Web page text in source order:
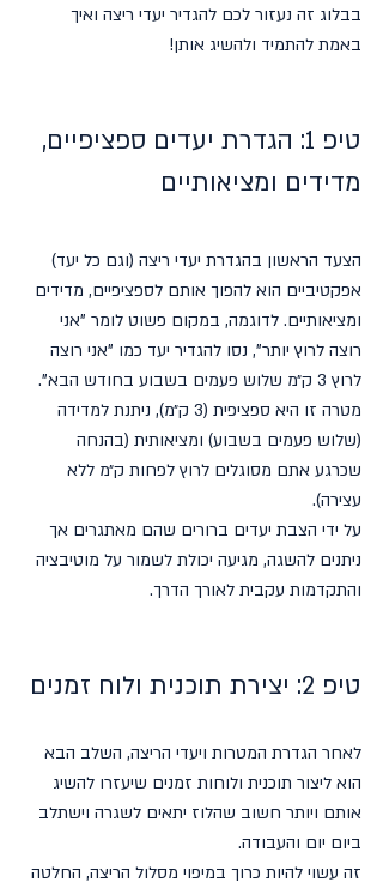
בבלוג זה נעזור לכם להגדיר יעדי ריצה ואיך
באמת להתמיד ולהשיג אותן!
טיפ 1: הגדרת יעדים ספציפיים,
מדידים ומציאותיים
הצעד הראשון בהגדרת יעדי ריצה (וגם כל יעד)
אפקטיביים הוא להפוך אותם לספציפיים, מדידים
ומציאותיים. לדוגמה, במקום פשוט לומר "אני
רוצה לרוץ יותר", נסו להגדיר יעד כמו "אני רוצה
לרוץ 3 ק״מ שלוש פעמים בשבוע בחודש הבא".
מטרה זו היא ספציפית (3 ק״מ), ניתנת למדידה
(שלוש פעמים בשבוע) ומציאותית (בהנחה
שכרגע אתם מסוגלים לרוץ לפחות ק״מ ללא
עצירה).
על ידי הצבת יעדים ברורים שהם מאתגרים אך
ניתנים להשגה, מגיעה יכולת לשמור על מוטיבציה
והתקדמות עקבית לאורך הדרך.
טיפ 2: יצירת תוכנית ולוח זמנים
לאחר הגדרת המטרות ויעדי הריצה, השלב הבא
הוא ליצור תוכנית ולוחות זמנים שיעזרו להשיג
אותם ויותר חשוב שהלוז יתאים לשגרה וישתלב
ביום יום והעבודה.
זה עשוי להיות כרוך במיפוי מסלול הריצה, החלטה